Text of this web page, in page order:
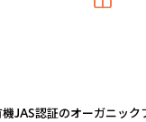
機JAS認証のオーガニッ